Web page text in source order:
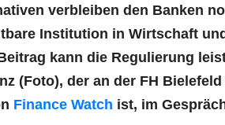
ver­blei­ben den Ban­ken
Insti­tu­ti­on in Wirt­schaft
kann die Regu­lie­rung
(Foto), der an der FH
Finan­ce Watch ist, im